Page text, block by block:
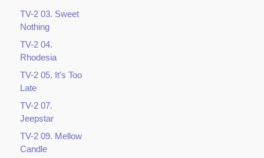
TV-2 03. Sweet
Nothing
TV-2 04.
Rhodesia
TV-2 05. It’s Too
Late
TV-2 07.
Jeepstar
TV-2 09. Mellow
Candle